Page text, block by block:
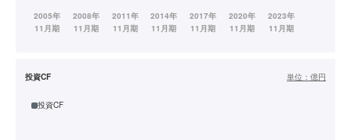
投資CF 単位： 億円
投資CF